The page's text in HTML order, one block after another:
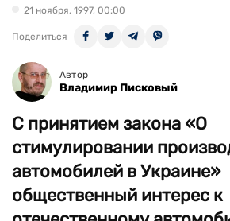
21 ноября, 1997, 00:00
Поделиться
Автор
Владимир Писковый
С принятием закона «О
стимулировании
автомобилей в Украине»
общественный интерес к